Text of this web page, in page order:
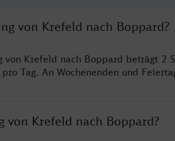
von Krefeld nach Boppard?
Krefeld nach Boppard beträgt 2
Tag. An Wochenenden und
von Krefeld nach Boppard?